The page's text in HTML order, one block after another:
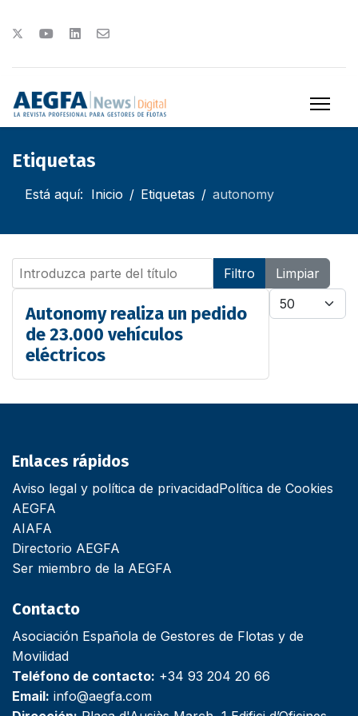
Etiquetas
Está aquí: Inicio Etiquetas autonomy
Introduzca parte del título Filtro
Limpiar
Cantidad
Autonomy realiza un pedido
de 23.000 vehículos
eléctricos
Enlaces rápidos
Aviso legal y política de privacidadPolítica de Cookies
AEGFA
AIAFA
Directorio AEGFA
Ser miembro de la AEGFA
Contacto
Asociación Española de Gestores de Flotas y de
Movilidad
Teléfono de contacto: +34 93 204 20 66
Email: info@aegfa.com